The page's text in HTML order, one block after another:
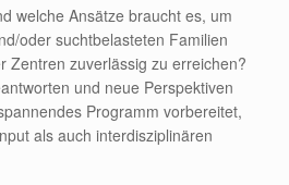
welche Ansätze braucht es, um
oder suchtbelasteten Familien
Zentren zuverlässig zu erreichen?
und neue Perspektiven
Programm vorbereitet,
als auch interdisziplinären